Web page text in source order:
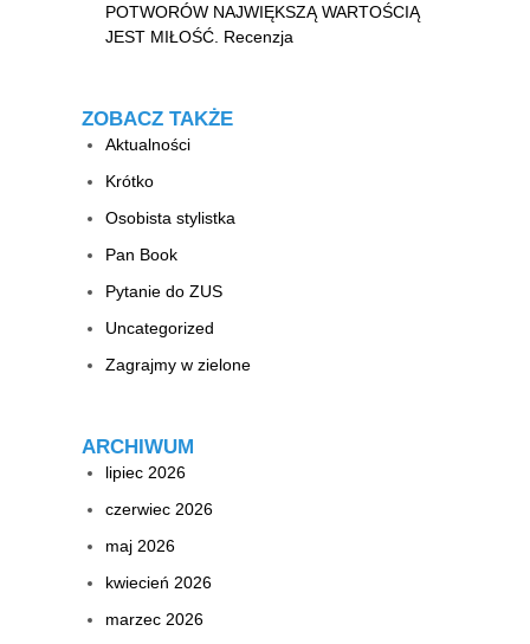
POTWORÓW NAJWIĘKSZĄ WARTOŚCIĄ
JEST MIŁOŚĆ. Recenzja
ZOBACZ TAKŻE
Aktualności
Krótko
Osobista stylistka
Pan Book
Pytanie do ZUS
Uncategorized
Zagrajmy w zielone
ARCHIWUM
lipiec 2026
czerwiec 2026
maj 2026
kwiecień 2026
marzec 2026